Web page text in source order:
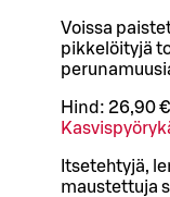
Voissa
pikkelöityjä
Hind: 26,90 €
Itsetehtyjä,
maustettuja